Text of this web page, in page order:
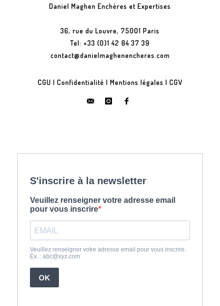
Daniel Maghen Enchères et Expertises
36, rue du Louvre, 75001 Paris
Tel: +33 (0)1 42 84 37 39
contact@danielmaghenencheres.com
CGU | Confidentialité | Mentions légales | CGV